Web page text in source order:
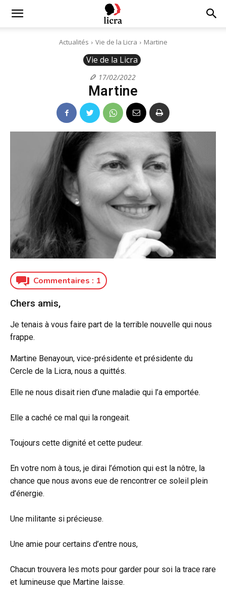
Licra
Actualités Vie de la Licra Martine
Vie de la Licra
17/02/2022
Martine
Commentaires : 1
Chers amis,
Je tenais à vous faire part de la terrible nouvelle qui nous
frappe.
Martine Benayoun, vice-présidente et présidente du
Cercle de la Licra, nous a quittés.
Elle ne nous disait rien d’une maladie qui l’a emportée.
Elle a caché ce mal qui la rongeait.
Toujours cette dignité et cette pudeur.
En votre nom à tous, je dirai l’émotion qui est la nôtre, la
chance que nous avons eue de rencontrer ce soleil plein
d’énergie.
Une militante si précieuse.
Une amie pour certains d’entre nous,
Chacun trouvera les mots pour garder pour soi la trace rare
et lumineuse que Martine laisse.